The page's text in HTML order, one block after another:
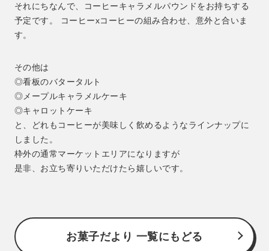
それにちなんで、コーヒーキャラメルパウンドをお持ちする
予定です。 コーヒーxコーヒーの組み合わせ、意外と合いま
す。
その他は
◎看板のバタータルト
◎メープルキャラメルケーキ
◎キャロットケーキ
と、どれもコーヒーが美味しく飲めるようなラインナップに
しました。
枠外の通常マーケットエリアになりますが
是非、お立ち寄りいただけたら嬉しいです。
お菓子だより 一覧にもどる